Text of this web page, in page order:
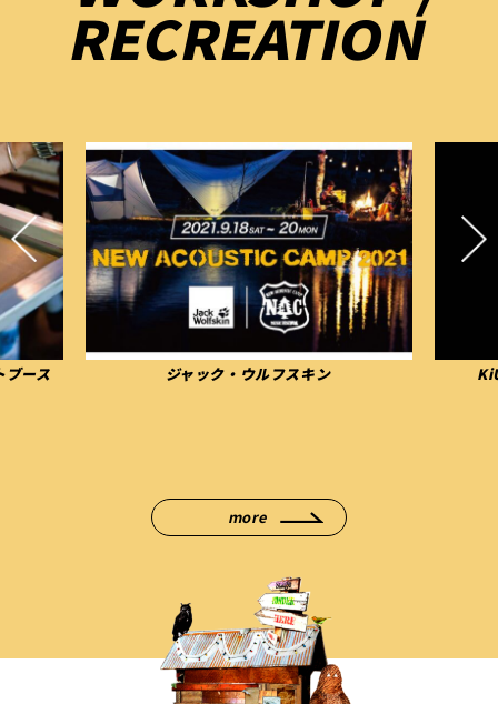
RECREATION
KiUピンポンドロップゲーム＆物販 お
more